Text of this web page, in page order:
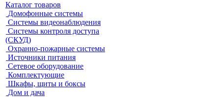
Каталог товаров
Домофонные системы
Системы видеонаблюдения
Системы контроля доступа
(СКУД)
Охранно-пожарные системы
Источники питания
Сетевое оборудование
Комплектующие
Шкафы, щиты и боксы
Дом и дача